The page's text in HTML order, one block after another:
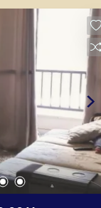
ou mesmo
da cidade